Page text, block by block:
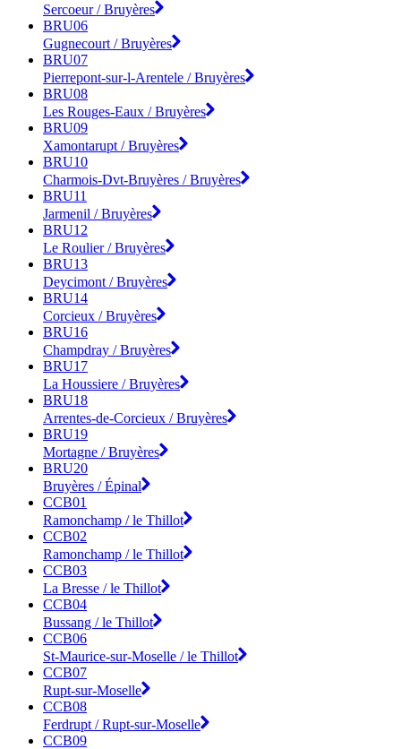
Sercoeur / Bruyères
BRU06
Gugnecourt / Bruyères
BRU07
Pierrepont-sur-l-Arentele / Bruyères
BRU08
Les Rouges-Eaux / Bruyères
BRU09
Xamontarupt / Bruyères
BRU10
Charmois-Dvt-Bruyères / Bruyères
BRU11
Jarmenil / Bruyères
BRU12
Le Roulier / Bruyères
BRU13
Deycimont / Bruyères
BRU14
Corcieux / Bruyères
BRU16
Champdray / Bruyères
BRU17
La Houssiere / Bruyères
BRU18
Arrentes-de-Corcieux / Bruyères
BRU19
Mortagne / Bruyères
BRU20
Bruyères / Épinal
CCB01
Ramonchamp / le Thillot
CCB02
Ramonchamp / le Thillot
CCB03
La Bresse / le Thillot
CCB04
Bussang / le Thillot
CCB06
St-Maurice-sur-Moselle / le Thillot
CCB07
Rupt-sur-Moselle
CCB08
Ferdrupt / Rupt-sur-Moselle
CCB09